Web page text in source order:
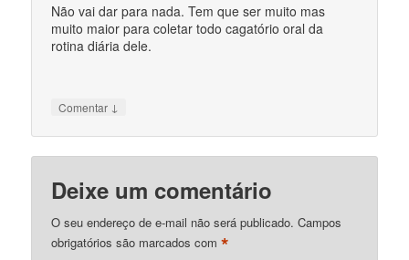
Não vai dar para nada. Tem que ser muito mas
muito maior para coletar todo cagatório oral da
rotina diária dele.
Comentar ↓
Deixe um comentário
O seu endereço de e-mail não será publicado. Campos
obrigatórios são marcados com*